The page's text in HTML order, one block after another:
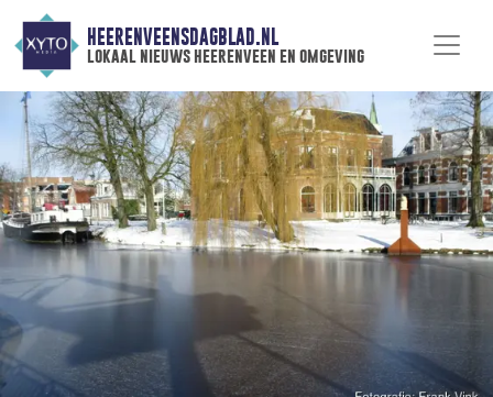
HEERENVEENSDAGBLAD.NL
lokaal nieuws heerenveen en omgeving